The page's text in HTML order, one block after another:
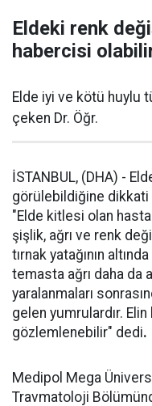
Eldeki renk
habercisi
Elde iyi ve kötü huylu
çeken Dr. Öğr.
İSTANBUL, (DHA) -
görülebildiğine dikkati
"Elde kitlesi olan
şişlik, ağrı ve renk
tırnak yatağının
temasta ağrı daha da
yaralanmaları
gelen yumrulardır. Elin
gözlemlenebilir" dedi.
Medipol Mega
Travmatoloji